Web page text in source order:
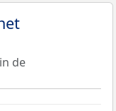
de